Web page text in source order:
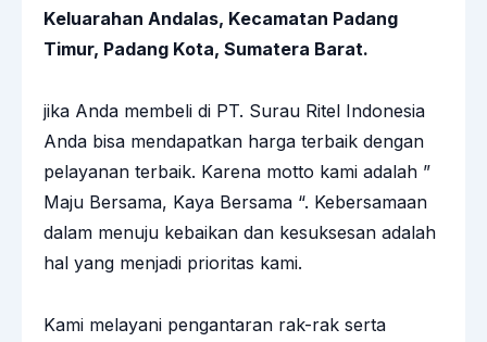
Keluarahan Andalas, Kecamatan Padang
Timur, Padang Kota, Sumatera Barat.
jika Anda membeli di PT. Surau Ritel Indonesia
Anda bisa mendapatkan harga terbaik dengan
pelayanan terbaik. Karena motto kami adalah ”
Maju Bersama, Kaya Bersama “. Kebersamaan
dalam menuju kebaikan dan kesuksesan adalah
hal yang menjadi prioritas kami.
Kami melayani pengantaran rak-rak serta